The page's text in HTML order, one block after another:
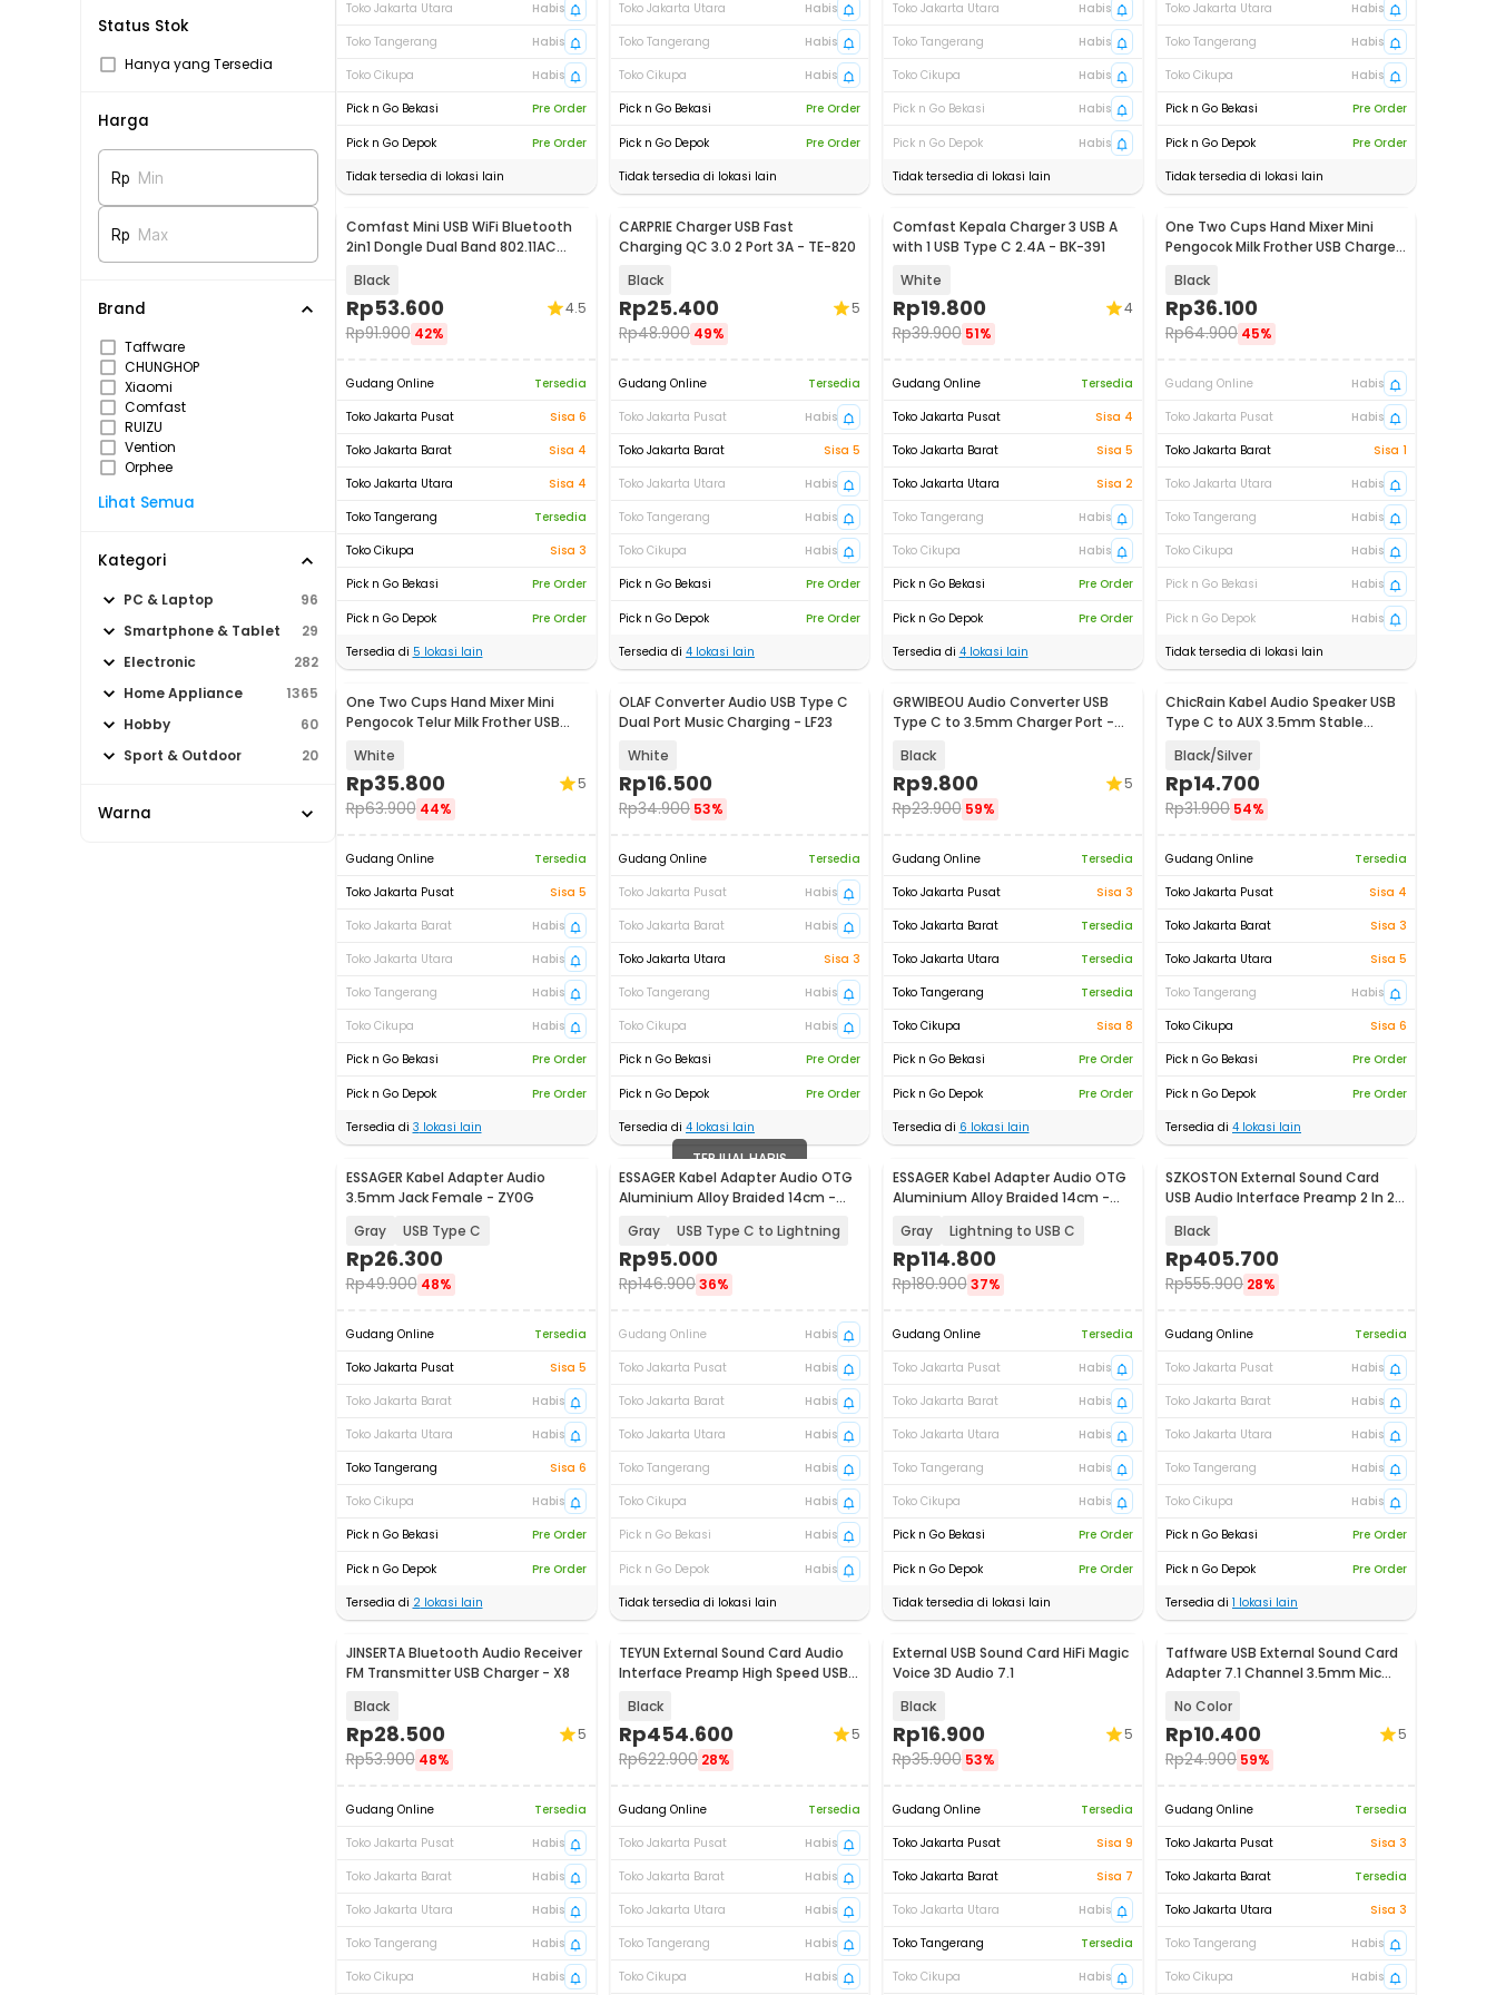
Status Stok
Hanya yang Tersedia
Harga
Rp Min
Rp Max
Brand
Taffware
CHUNGHOP
Xiaomi
Comfast
RUIZU
Vention
Orphee
Lihat Semua
Kategori
PC & Laptop
96
Smartphone & Tablet
29
Electronic
282
Home Appliance
1365
Hobby
60
Sport & Outdoor
20
Warna
Toko Jakarta Utara
Habis
Toko Tangerang
Habis
Toko Cikupa
Habis
Pick n Go Bekasi
Pre Order
Pick n Go Depok
Pre Order
Tidak tersedia di lokasi lain
Toko Jakarta Utara
Habis
Toko Tangerang
Habis
Toko Cikupa
Habis
Pick n Go Bekasi
Pre Order
Pick n Go Depok
Pre Order
Tidak tersedia di lokasi lain
Toko Jakarta Utara
Habis
Toko Tangerang
Habis
Toko Cikupa
Habis
Pick n Go Bekasi
Habis
Pick n Go Depok
Habis
Tidak tersedia di lokasi lain
Toko Jakarta Utara
Habis
Toko Tangerang
Habis
Toko Cikupa
Habis
Pick n Go Bekasi
Pre Order
Pick n Go Depok
Pre Order
Tidak tersedia di lokasi lain
Comfast Mini USB WiFi Bluetooth
2in1 Dongle Dual Band 802.11AC
Black
Rp53.600
Rp91.900 42%
4.5
Gudang Online
Tersedia
Toko Jakarta Pusat
Sisa 6
Toko Jakarta Barat
Sisa 4
Toko Jakarta Utara
Sisa 4
Toko Tangerang
Tersedia
Toko Cikupa
Sisa 3
Pick n Go Bekasi
Pre Order
Pick n Go Depok
Pre Order
Tersedia di 5 lokasi lain
CARPRIE Charger USB Fast
Charging QC 3.0 2 Port 3A - TE-820
Black
Rp25.400
Rp48.900 49%
5
Gudang Online
Tersedia
Toko Jakarta Pusat
Habis
Toko Jakarta Barat
Sisa 5
Toko Jakarta Utara
Habis
Toko Tangerang
Habis
Toko Cikupa
Habis
Pick n Go Bekasi
Pre Order
Pick n Go Depok
Pre Order
Tersedia di 4 lokasi lain
Comfast Kepala Charger 3 USB A
with 1 USB Type C 2.4A - BK-391
White
Rp19.800
Rp39.900 51%
4
Gudang Online
Tersedia
Toko Jakarta Pusat
Sisa 4
Toko Jakarta Barat
Sisa 5
Toko Jakarta Utara
Sisa 2
Toko Tangerang
Habis
Toko Cikupa
Habis
Pick n Go Bekasi
Pre Order
Pick n Go Depok
Pre Order
Tersedia di 4lokasi lain
One Two Cups Hand Mixer Mini
Pengocok Milk Frother USB Charge
Black
Rp36.100
Rp64.900 45%
Gudang Online
Habis
Toko Jakarta Pusat
Habis
Toko Jakarta Barat
Sisa 1
Toko Jakarta Utara
Habis
Toko Tangerang
Habis
Toko Cikupa
Habis
Pick n Go Bekasi
Habis
Pick n Go Depok
Habis
Tidak tersedia di lokasi lain
One Two Cups Hand Mixer Mini
Pengocok Telur Milk Frother USB
White
Rp35.800
Rp63.900 44%
5
Gudang Online
Tersedia
Toko Jakarta Pusat
Sisa 5
Toko Jakarta Barat
Habis
Toko Jakarta Utara
Habis
Toko Tangerang
Habis
Toko Cikupa
Habis
Pick n Go Bekasi
Pre Order
Pick n Go Depok
Pre Order
Tersedia di 3 lokasi lain
OLAF Converter Audio USB Type C
Dual Port Music Charging - LF23
White
Rp16.500
Rp34.900 53%
Gudang Online
Tersedia
Toko Jakarta Pusat
Habis
Toko Jakarta Barat
Habis
Toko Jakarta Utara
Sisa 3
Toko Tangerang
Habis
Toko Cikupa
Habis
Pick n Go Bekasi
Pre Order
Pick n Go Depok
Pre Order
Tersedia di 4 lokasi lain
GRWIBEOU Audio Converter USB
Type C to 3.5mm Charger Port -
Black
Rp9.800
Rp23.900 59%
5
Gudang Online
Tersedia
Toko Jakarta Pusat
Sisa 3
Toko Jakarta Barat
Tersedia
Toko Jakarta Utara
Tersedia
Toko Tangerang
Tersedia
Toko Cikupa
Sisa 8
Pick n Go Bekasi
Pre Order
Pick n Go Depok
Pre Order
Tersedia di 6 lokasi lain
ChicRain Kabel Audio Speaker USB
Type C to AUX 3.5mm Stable
Black/Silver
Rp14.700
Rp31.900 54%
Gudang Online
Tersedia
Toko Jakarta Pusat
Sisa 4
Toko Jakarta Barat
Sisa 3
Toko Jakarta Utara
Sisa 5
Toko Tangerang
Habis
Toko Cikupa
Sisa 6
Pick n Go Bekasi
Pre Order
Pick n Go Depok
Pre Order
Tersedia di 4 lokasi lain
ESSAGER Kabel Adapter Audio
3.5mm Jack Female - ZY0G
Gray
USB Type C
Rp26.300
Rp49.900 48%
Gudang Online
Tersedia
Toko Jakarta Pusat
Sisa 5
Toko Jakarta Barat
Habis
Toko Jakarta Utara
Habis
Toko Tangerang
Sisa 6
Toko Cikupa
Habis
Pick n Go Bekasi
Pre Order
Pick n Go Depok
Pre Order
Tersedia di 2lokasi lain
TERJUAL HABIS
ESSAGER Kabel Adapter Audio OTG
Aluminium Alloy Braided 14cm -
Gray USB Type C to Lightning
Rp95.000
Rp146.90036%
Gudang Online
Habis
Toko Jakarta Pusat
Habis
Toko Jakarta Barat
Habis
Toko Jakarta Utara
Habis
Toko Tangerang
Habis
Toko Cikupa
Habis
Pick n Go Bekasi
Habis
Pick n Go Depok
Habis
Tidak tersedia di lokasi lain
ESSAGER Kabel Adapter Audio OTG
Aluminium Alloy Braided 14cm -
Gray Lightning to USB C
Rp114.800
Rp180.900 37%
Gudang Online
Tersedia
Toko Jakarta Pusat
Habis
Toko Jakarta Barat
Habis
Toko Jakarta Utara
Habis
Toko Tangerang
Habis
Toko Cikupa
Habis
Pick n Go Bekasi
Pre Order
Pick n Go Depok
Pre Order
Tidak tersedia di lokasi lain
SZKOSTON External Sound Card
USB Audio Interface Preamp 2 In 2
Black
Rp405.700
Rp555.900 28%
Gudang Online
Tersedia
Toko Jakarta Pusat
Habis
Toko Jakarta Barat
Habis
Toko Jakarta Utara
Habis
Toko Tangerang
Habis
Toko Cikupa
Habis
Pick n Go Bekasi
Pre Order
Pick n Go Depok
Pre Order
Tersedia di 1 lokasi lain
JINSERTA Bluetooth Audio Receiver
FM Transmitter USB Charger - X8
Black
Rp28.500
Rp53.900 48%
5
Gudang Online
Tersedia
Toko Jakarta Pusat
Habis
Toko Jakarta Barat
Habis
Toko Jakarta Utara
Habis
Toko Tangerang
Habis
Toko Cikupa
Habis
TEYUN External Sound Card Audio
Interface Preamp High Speed USB
Black
Rp454.600
Rp622.900 28%
5
Gudang Online
Tersedia
Toko Jakarta Pusat
Habis
Toko Jakarta Barat
Habis
Toko Jakarta Utara
Habis
Toko Tangerang
Habis
Toko Cikupa
Habis
External USB Sound Card HiFi Magic
Voice 3D Audio 7.1
Black
Rp16.900
Rp35.900 53%
5
Gudang Online
Tersedia
Toko Jakarta Pusat
Sisa 9
Toko Jakarta Barat
Sisa 7
Toko Jakarta Utara
Habis
Toko Tangerang
Tersedia
Toko Cikupa
Habis
Taffware USB External Sound Card
Adapter 7.1 Channel 3.5mm Mic
No Color
Rp10.400
Rp24.900 59%
5
Gudang Online
Tersedia
Toko Jakarta Pusat
Sisa 3
Toko Jakarta Barat
Tersedia
Toko Jakarta Utara
Sisa 3
Toko Tangerang
Habis
Toko Cikupa
Habis